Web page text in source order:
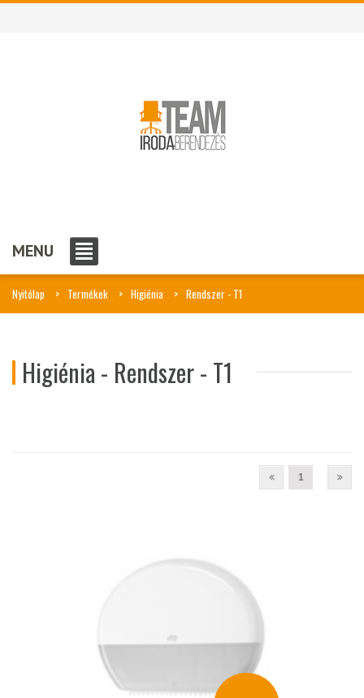
MENU
Nyitólap Termékek Higiénia Rendszer - T1
Higiénia - Rendszer - T1
1